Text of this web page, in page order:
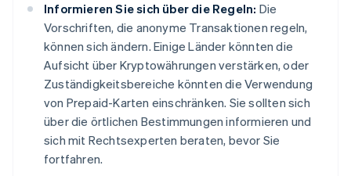
Informieren Sie sich über die Regeln: Die
Vorschriften, die anonyme Transaktionen regeln,
können sich ändern. Einige Länder könnten die
Aufsicht über Kryptowährungen verstärken, oder
Zuständigkeitsbereiche könnten die Verwendung
von Prepaid-Karten einschränken. Sie sollten sich
über die örtlichen Bestimmungen informieren und
sich mit Rechtsexperten beraten, bevor Sie
fortfahren.